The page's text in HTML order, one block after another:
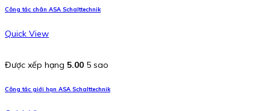
Công tắc chân ASA Schalttechnik
Quick View
Được xếp hạng 5.00 5 sao
Công tắc giới hạn ASA Schalttechnik